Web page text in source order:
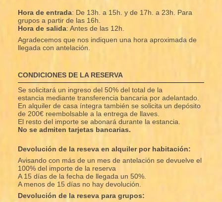
Hora de entrada: De 13h. a 15h. y de 17h. a 23h. Para
grupos a partir de las 16h.
Hora de salida: Antes de las 12h.
Agradecemos que nos indiquen una hora aproximada de
llegada con antelación.
CONDICIONES DE LA RESERVA
Se solicitará un ingreso del 50% del total de la
estancia mediante transferencia bancaria por adelantado.
En alquiler de casa íntegra también se solicita un depósito
de 200€ reembolsable a la entrega de llaves.
El resto del importe se abonará durante la estancia.
No se admiten tarjetas bancarias.
Devolución de la reseva en alquiler por habitación:
Avisando con más de un mes de antelación se devuelve el
100% del importe de la reserva
A 15 días de la fecha de llegada un 50%.
A menos de 15 días no hay devolución.
Devolución de la reseva para grupos: